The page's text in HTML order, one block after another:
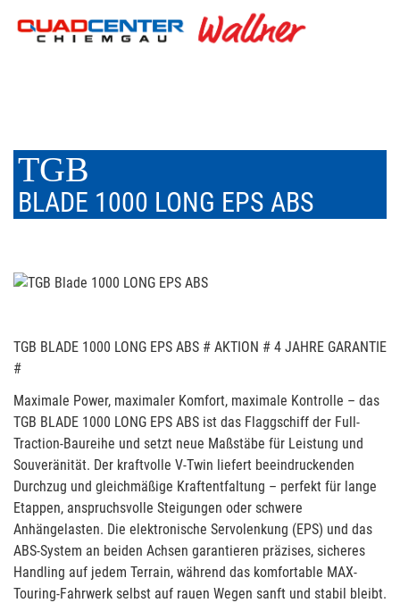
TGB
BLADE 1000 LONG EPS ABS
TGB BLADE 1000 LONG EPS ABS # AKTION # 4 JAHRE GARANTIE
#
Maximale Power, maximaler Komfort, maximale Kontrolle – das
TGB BLADE 1000 LONG EPS ABS ist das Flaggschiff der Full-
Traction-Baureihe und setzt neue Maßstäbe für Leistung und
Souveränität. Der kraftvolle V-Twin liefert beeindruckenden
Durchzug und gleichmäßige Kraftentfaltung – perfekt für lange
Etappen, anspruchsvolle Steigungen oder schwere
Anhängelasten. Die elektronische Servolenkung (EPS) und das
ABS-System an beiden Achsen garantieren präzises, sicheres
Handling auf jedem Terrain, während das komfortable MAX-
Touring-Fahrwerk selbst auf rauen Wegen sanft und stabil bleibt.